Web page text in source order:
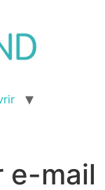
e-mail